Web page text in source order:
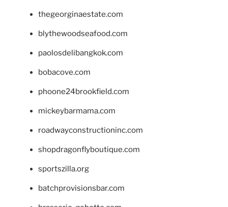
thegeorginaestate.com
blythewoodseafood.com
paolosdelibangkok.com
bobacove.com
phoone24brookfield.com
mickeybarmama.com
roadwayconstructioninc.com
shopdragonflyboutique.com
sportszilla.org
batchprovisionsbar.com